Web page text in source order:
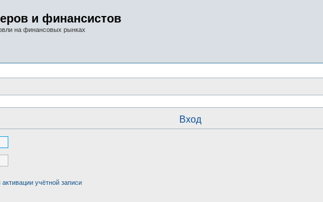
и финансистов
на финансовых рынках
Вход
учётной записи